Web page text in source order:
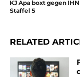
KJ Apa boxt gegen
Staffel 5
RELATED